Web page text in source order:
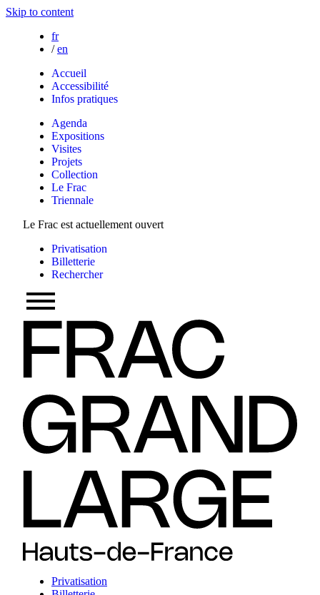
Skip to content
fr
/ en
Accueil
Accessibilité
Infos pratiques
Agenda
Expositions
Visites
Projets
Collection
Le Frac
Triennale
Le Frac est actuellement ouvert
Privatisation
Billetterie
Rechercher
Privatisation